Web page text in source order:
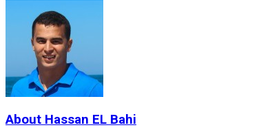
About Hassan EL Bahi